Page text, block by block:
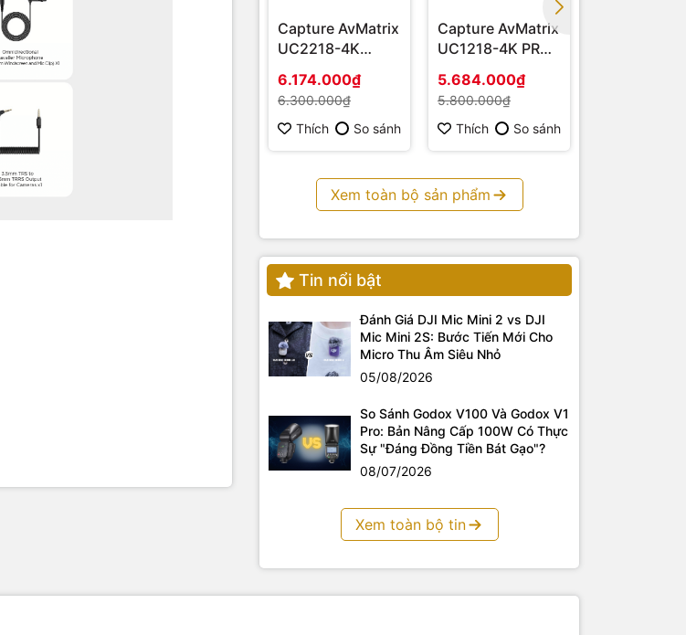
Capture AvMatrix
UC2218-4K
6.174.000₫
6.300.000₫
Thích
So sánh
Capture AvMatrix
UC1218-4K PRO -
5.684.000₫
5.800.000₫
Thích
So sánh
Xem toàn bộ sản phẩm
Tin nổi bật
Đánh Giá DJI Mic Mini 2 vs DJI
Mic Mini 2S: Bước Tiến Mới Cho
Micro Thu Âm Siêu Nhỏ
05/08/2026
So Sánh Godox V100 Và Godox V1
Pro: Bản Nâng Cấp 100W Có Thực
Sự "Đáng Đồng Tiền Bát Gạo"?
08/07/2026
Xem toàn bộ tin